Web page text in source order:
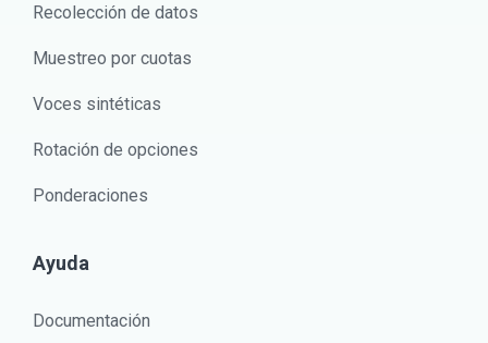
Recolección de datos
Muestreo por cuotas
Voces sintéticas
Rotación de opciones
Ponderaciones
Ayuda
Documentación